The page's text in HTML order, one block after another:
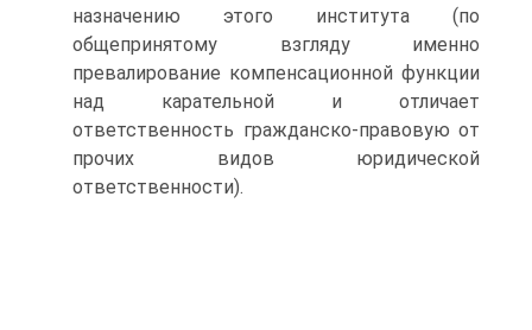
назначению этого института (по
общепринятому взгляду именно
превалирование компенсационной функции
над карательной и отличает
ответственность гражданско-правовую от
прочих видов юридической
ответственности).